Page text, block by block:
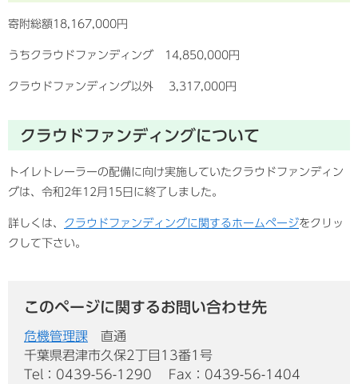
寄附総額18,167,000円
うちクラウドファンディング 14,850,000円
クラウドファンディング以外 3,317,000円
クラウドファンディングについて
トイレトレーラーの配備に向け実施していたクラウドファンディン
グは、令和2年12月15日に終了しました。
詳しくは、 クラウドファンディングに関するホームページをクリッ
クして下さい。
このページに関するお問い合わせ先
危機管理課
直通
千葉県君津市久保2丁目13番1号
Tel：0439-56-1290
Fax：0439-56-1404